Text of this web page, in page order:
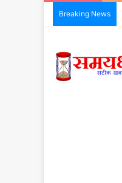
Breaking News